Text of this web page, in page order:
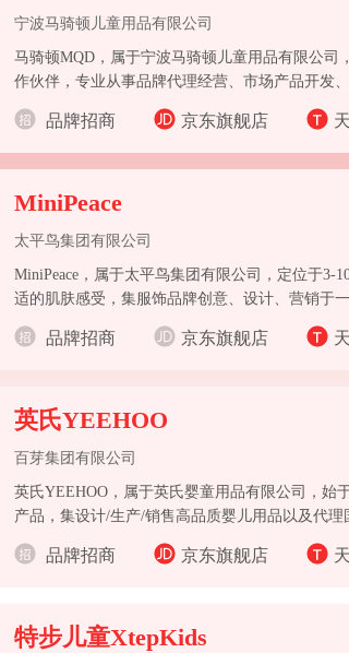
宁波马骑顿儿童用品有限公司
马骑顿MQD，属于宁波马骑顿儿童用品有限公司
作伙伴，专业从事品牌代理经营、市场产品开发
品牌招商 京东旗舰店
MiniPeace
太平鸟集团有限公司
MiniPeace，属于太平鸟集团有限公司，定位于3-
适的肌肤感受，集服饰品牌创意、设计、营销于
品牌招商 京东旗舰店
英氏YEEHOO
百芽集团有限公司
英氏YEEHOO，属于英氏婴童用品有限公司，始
产品，集设计/生产/销售高品质婴儿用品以及代
品牌招商 京东旗舰店
特步儿童XtepKids